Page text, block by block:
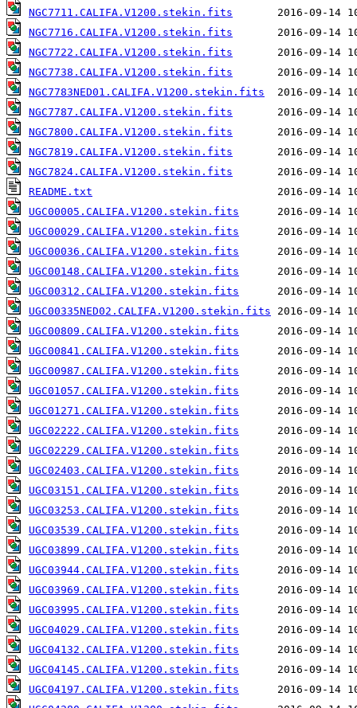
NGC7711.CALIFA.V1200.stekin.fits
NGC7716.CALIFA.V1200.stekin.fits
NGC7722.CALIFA.V1200.stekin.fits
NGC7738.CALIFA.V1200.stekin.fits
NGC7783NED01.CALIFA.V1200.stekin.fits
NGC7787.CALIFA.V1200.stekin.fits
NGC7800.CALIFA.V1200.stekin.fits
NGC7819.CALIFA.V1200.stekin.fits
NGC7824.CALIFA.V1200.stekin.fits
README.txt
UGC00005.CALIFA.V1200.stekin.fits
UGC00029.CALIFA.V1200.stekin.fits
UGC00036.CALIFA.V1200.stekin.fits
UGC00148.CALIFA.V1200.stekin.fits
UGC00312.CALIFA.V1200.stekin.fits
UGC00335NED02.CALIFA.V1200.stekin.fits
UGC00809.CALIFA.V1200.stekin.fits
UGC00841.CALIFA.V1200.stekin.fits
UGC00987.CALIFA.V1200.stekin.fits
UGC01057.CALIFA.V1200.stekin.fits
UGC01271.CALIFA.V1200.stekin.fits
UGC02222.CALIFA.V1200.stekin.fits
UGC02229.CALIFA.V1200.stekin.fits
UGC02403.CALIFA.V1200.stekin.fits
UGC03151.CALIFA.V1200.stekin.fits
UGC03253.CALIFA.V1200.stekin.fits
UGC03539.CALIFA.V1200.stekin.fits
UGC03899.CALIFA.V1200.stekin.fits
UGC03944.CALIFA.V1200.stekin.fits
UGC03969.CALIFA.V1200.stekin.fits
UGC03995.CALIFA.V1200.stekin.fits
UGC04029.CALIFA.V1200.stekin.fits
UGC04132.CALIFA.V1200.stekin.fits
UGC04145.CALIFA.V1200.stekin.fits
UGC04197.CALIFA.V1200.stekin.fits